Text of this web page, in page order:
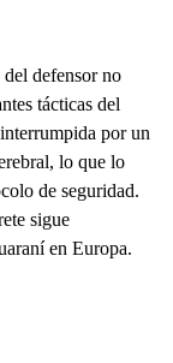
del defensor no
tácticas del
por un
lo que lo
de seguridad.
sigue
en Europa.